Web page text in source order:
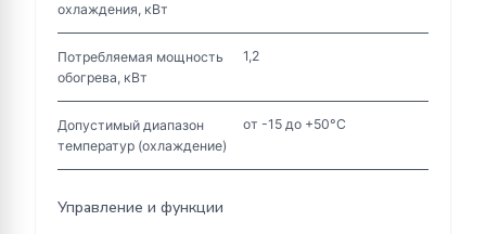
охлаждения, кВт
Потребляемая мощность
обогрева, кВт
1,2
Допустимый диапазон
температур (охлаждение)
от -15 до +50°C
Управление и функции